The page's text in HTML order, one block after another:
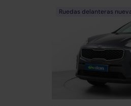
Ruedas delanteras